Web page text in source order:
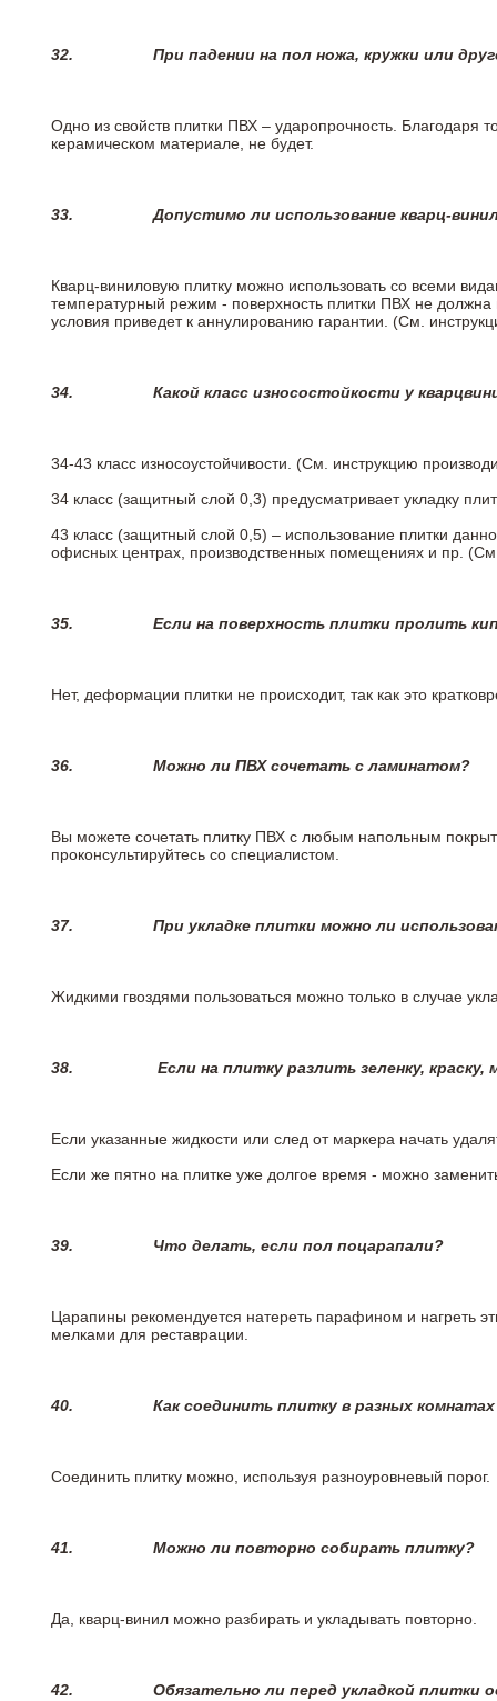
32. При падении на пол ножа, кружки или
Одно из свойств плитки ПВХ – ударопрочность. Благодаря
керамическом материале, не будет.
33.Допустимо ли использование кварц-
Кварц-виниловую плитку можно использовать со всеми
температурный режим - поверхность плитки ПВХ не
условия приведет к аннулированию гарантии. (См.
34. Какой класс износостойкости у
34-43 класс износоустойчивости. (См. инструкцию
34 класс (защитный слой 0,3) предусматривает укладку
43 класс (защитный слой 0,5) – использование плитки
офисных центрах, производственных помещениях и пр.
35. Если на поверхность плитки пролить
Нет, деформации плитки не происходит, так как это
36. Можно ли ПВХ сочетать с ламинатом?
Вы можете сочетать плитку ПВХ с любым напольным
проконсультируйтесь со специалистом.
37. При укладке плитки можно ли
Жидкими гвоздями пользоваться можно только в случае
38. Если на плитку разлить зеленку,
Если указанные жидкости или след от маркера начать
Если же пятно на плитке уже долгое время - можно
39. Что делать, если пол поцарапали?
Царапины рекомендуется натереть парафином и нагреть
мелками для реставрации.
40. Как соединить плитку в разных
Соединить плитку можно, используя разноуровневый порог.
41. Можно ли повторно собирать плитку?
Да, кварц-винил можно разбирать и укладывать повторно.
42. Обязательно ли перед укладкой плитки